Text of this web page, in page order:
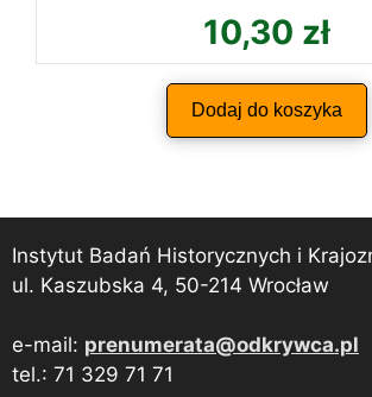
10,30 zł
Dodaj do koszyka
Instytut Badań Historycznych i
ul. Kaszubska 4, 50-214 Wrocław
e-mail: prenumerata@odkrywca.pl
tel.: 71 329 71 71